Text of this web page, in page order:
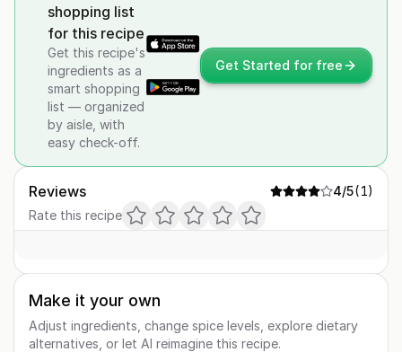
shopping list
for this recipe
Get this recipe's
ingredients as a
smart shopping
list — organized
by aisle, with
easy check-off.
Get Started for free
Reviews 4/5(1)
Rate this recipe
Make it your own
Adjust ingredients, change spice levels, explore dietary
alternatives, or let AI reimagine this recipe.